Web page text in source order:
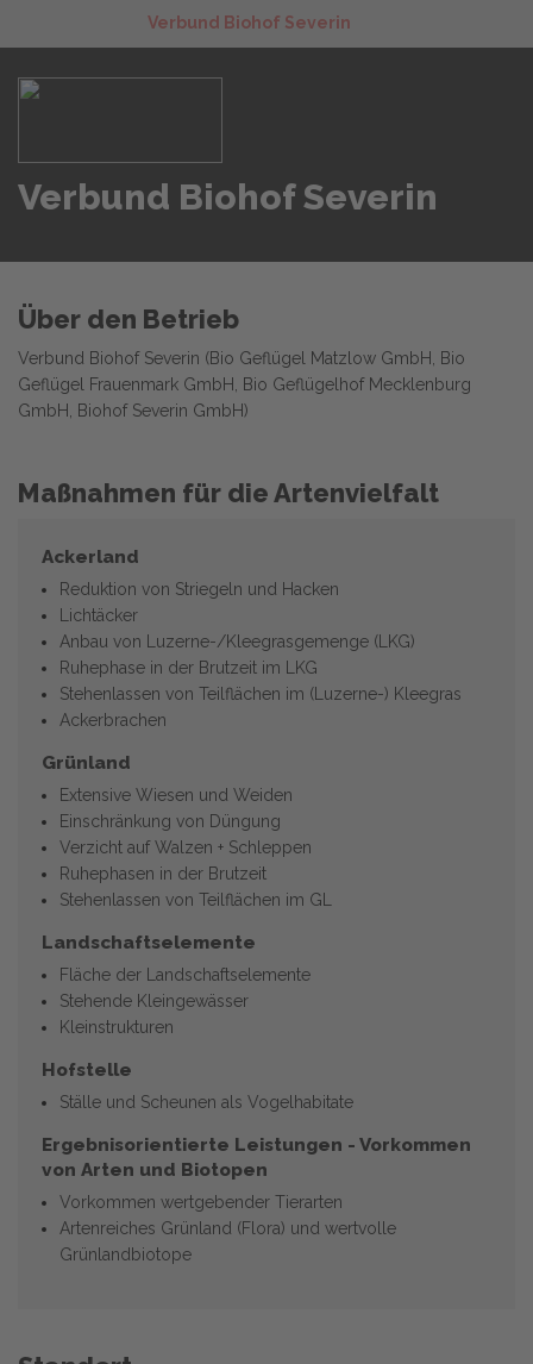
Verbund Biohof Severin
Verbund Biohof Severin
Über den Betrieb
Verbund Biohof Severin (Bio Geflügel Matzlow GmbH, Bio
Geflügel Frauenmark GmbH, Bio Geflügelhof Mecklenburg
GmbH, Biohof Severin GmbH)
Maßnahmen für die Artenvielfalt
Ackerland
Reduktion von Striegeln und Hacken
Lichtäcker
Anbau von Luzerne-/Kleegrasgemenge (LKG)
Ruhephase in der Brutzeit im LKG
Stehenlassen von Teilflächen im (Luzerne-) Kleegras
Ackerbrachen
Grünland
Extensive Wiesen und Weiden
Einschränkung von Düngung
Verzicht auf Walzen + Schleppen
Ruhephasen in der Brutzeit
Stehenlassen von Teilflächen im GL
Landschaftselemente
Fläche der Landschaftselemente
Stehende Kleingewässer
Kleinstrukturen
Hofstelle
Ställe und Scheunen als Vogelhabitate
Ergebnisorientierte Leistungen - Vorkommen
von Arten und Biotopen
Vorkommen wertgebender Tierarten
Artenreiches Grünland (Flora) und wertvolle
Grünlandbiotope